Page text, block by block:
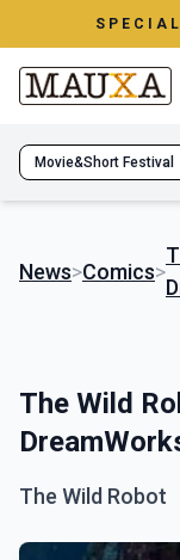
Movie&Short Festival
News>Comics>
The Wild
The Wild Robot